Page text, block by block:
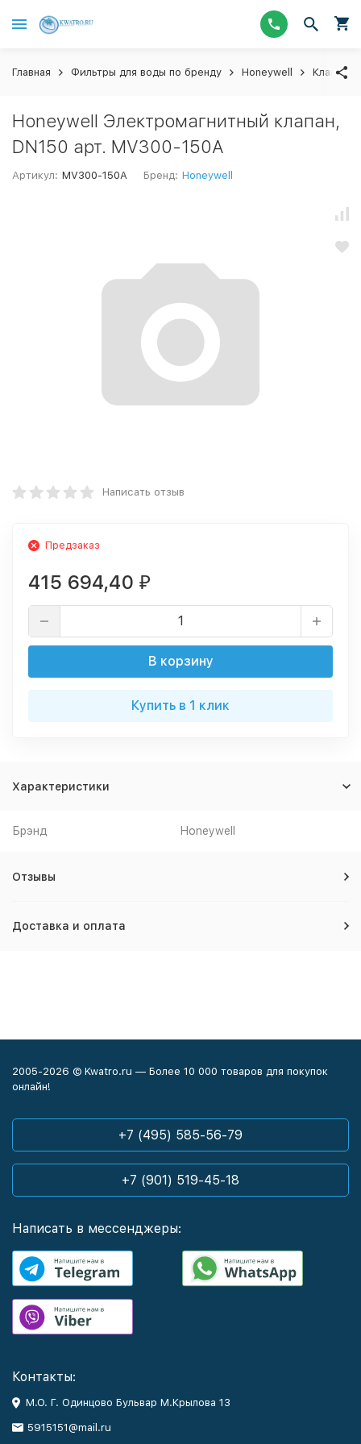
Главная Фильтры для воды по бренду Honeywell Клапаны
Honeywell Электромагнитный клапан,
DN150 арт. MV300-150A
Артикул: MV300-150A Бренд: Honeywell
Написать отзыв
Предзаказ
415 694,40 ₽
В корзину
Купить в 1 клик
Характеристики
Брэнд Honeywell
Отзывы
Доставка и оплата
2005-2026 © Kwatro.ru — Более 10 000 товаров для покупок
онлайн!
+7 (495) 585-56-79
+7 (901) 519-45-18
Написать в мессенджеры:
Контакты:
М.О. Г. Одинцово Бульвар М.Крылова 13
5915151@mail.ru